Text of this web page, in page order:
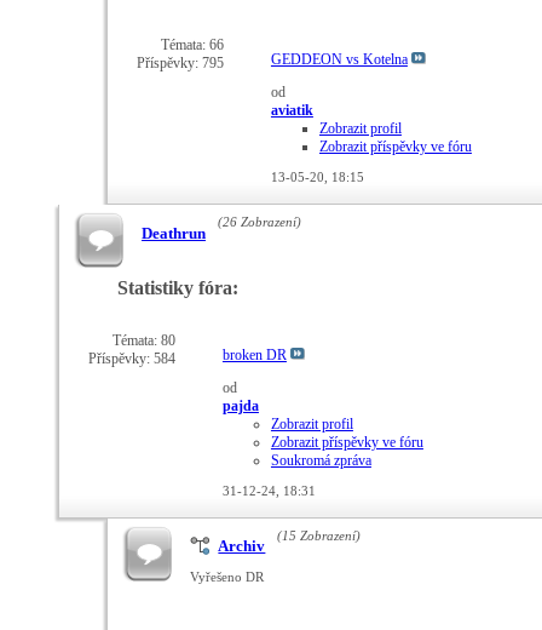
Témata: 66
Příspěvky: 795
GEDDEON vs Kotelna
od
aviatik
Zobrazit profil
Zobrazit příspěvky ve fóru
13-05-20, 18:15
Deathrun
(26 Zobrazení)
Statistiky fóra:
Témata: 80
Příspěvky: 584
broken DR
od
pajda
Zobrazit profil
Zobrazit příspěvky ve fóru
Soukromá zpráva
31-12-24, 18:31
Archiv
(15 Zobrazení)
Vyřešeno DR